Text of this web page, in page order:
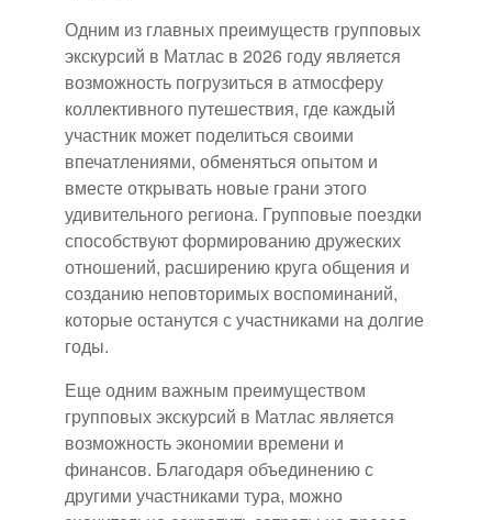
Одним из главных преимуществ групповых
экскурсий в Матлас в 2026 году является
возможность погрузиться в атмосферу
коллективного путешествия, где каждый
участник может поделиться своими
впечатлениями, обменяться опытом и
вместе открывать новые грани этого
удивительного региона. Групповые поездки
способствуют формированию дружеских
отношений, расширению круга общения и
созданию неповторимых воспоминаний,
которые останутся с участниками на долгие
годы.
Еще одним важным преимуществом
групповых экскурсий в Матлас является
возможность экономии времени и
финансов. Благодаря объединению с
другими участниками тура, можно